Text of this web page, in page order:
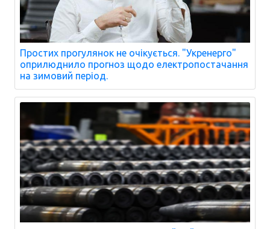
Простих прогулянок не очікується. "Укренерго"
оприлюднило прогноз щодо електропостачання
на зимовий період.